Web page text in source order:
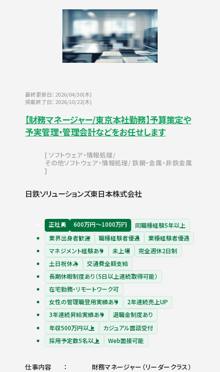
最終更新日：2026/04/30(木)
掲載終了日：2026/10/22(木)
【財務マネージャー/東京本社勤務】予算策定や
予実管理・管理会計などをお任せします
ソフトウェア・情報処理
その他ソフトウェア・情報処理 鉄鋼・金属・非鉄金属
日鉄ソリューションズ東日本株式会社
正社員 600万円〜1000万円
同職種経験5年以上
業界出身者歓迎
職種経験者優遇
業種経験者優遇
マネジメント経験あり
未上場
完全週休2日制
土日祝休み
交通費全額支給
長期休暇制度あり（5日以上連続取得可能）
在宅勤務・リモートワーク可
女性の管理職登用実績あり
2年連続売上UP
3年連続昇給実績あり
退職金制度あり
年収500万円以上
カジュアル面談受付
採用予定数5名以上
Web面接可能
仕事内容
財務マネージャー（リーダークラス）